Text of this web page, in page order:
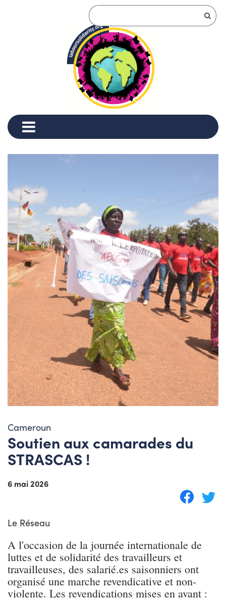
Cameroun
Soutien aux camarades du
STRASCAS !
6 mai 2026
Le Réseau
A l'occasion de la journée internationale de
luttes et de solidarité des travailleurs et
travailleuses, des salarié.es saisonniers ont
organisé une marche revendicative et non-
violente. Les revendications mises en avant :